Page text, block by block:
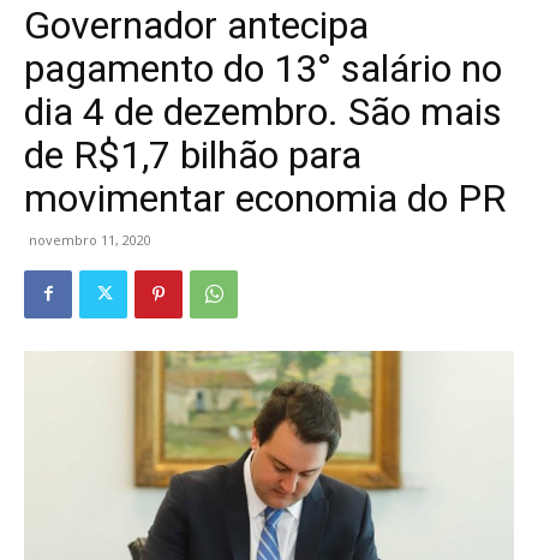
Governador antecipa
pagamento do 13° salário no
dia 4 de dezembro. São mais
de R$1,7 bilhão para
movimentar economia do PR
novembro 11, 2020